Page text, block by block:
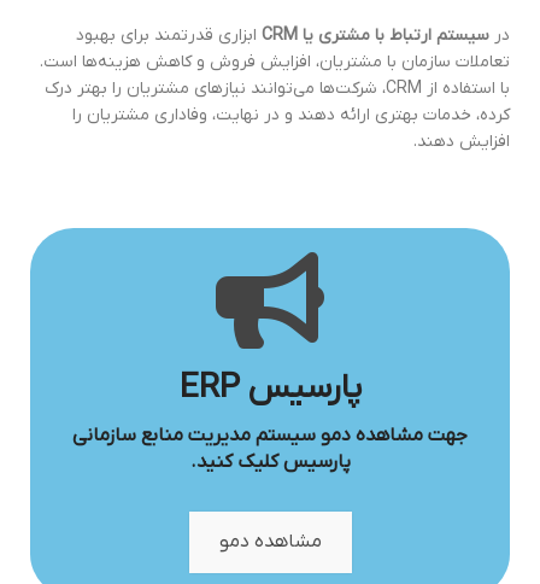
در سیستم ارتباط با مشتری یا CRM
ابزاری قدرتمند برای بهبود
تعاملات سازمان با مشتریان، افزایش فروش و کاهش هزینه‌ها است.
با استفاده از CRM، شرکت‌ها می‌توانند نیازهای مشتریان را بهتر درک
کرده، خدمات بهتری ارائه دهند و در نهایت، وفاداری مشتریان را
افزایش دهند.
پارسیس ERP
جهت مشاهده دمو سیستم مدیریت منابع سازمانی
پارسیس کلیک کنید.
مشاهده دمو